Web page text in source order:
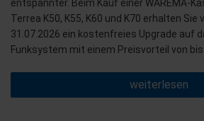
entspannter. Beim Kauf einer WAREMA-
Terrea K50, K55, K60 und K70 erhalten Sie
31.07.2026 ein kostenfreies Upgrade auf
Funksystem mit einem Preisvorteil von bis
„Mehr
drin.
weiterlesen